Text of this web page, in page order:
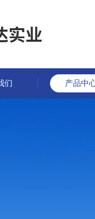
们 产品中